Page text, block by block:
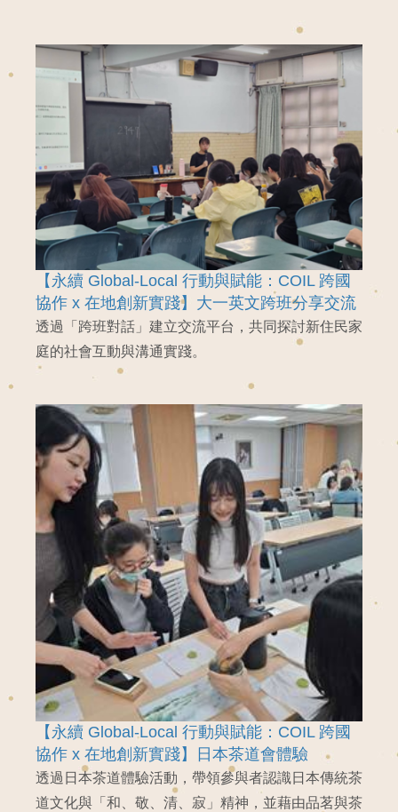
【永續 Global-Local 行動與賦能：COIL 跨國
協作 x 在地創新實踐】大一英文跨班分享交流
透過「跨班對話」建立交流平台，共同探討新住民家
庭的社會互動與溝通實踐。
【永續 Global-Local 行動與賦能：COIL 跨國
協作 x 在地創新實踐】日本茶道會體驗
透過日本茶道體驗活動，帶領參與者認識日本傳統茶
道文化與「和、敬、清、寂」精神，並藉由品茗與茶